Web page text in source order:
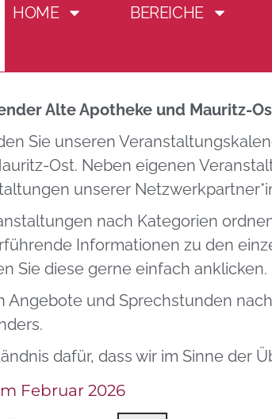
HOME BEREICHE
Alte Apotheke und Mauritz-
Sie unseren
Ost. Neben eigenen
unserer
nach Kategorien
Informationen zu den
Sie diese gerne einfach anklicken.
Angebote und Sprechstunden
dafür, dass wir im Sinne der
Februar 2026